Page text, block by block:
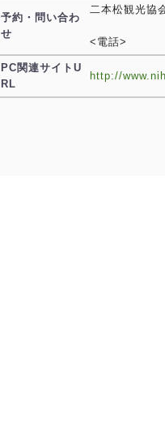
予約・問い合わ
せ
二本松観光協
<電話>
PC関連サイトU
RL
http://